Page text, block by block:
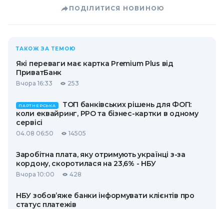
ПОДІЛИТИСЯ НОВИНОЮ
ТАКОЖ ЗА ТЕМОЮ
Які переваги має картка Premium Plus від
ПриватБанк
Вчора 16:33 253
ПАРТНЕРСЬКА
ТОП банківських рішень для ФОП:
коли еквайринг, РРО та бізнес-картки в одному
сервісі
04.08 06:50 14505
Заробітна плата, яку отримують українці з-за
кордону, скоротилася на 23,6% - НБУ
Вчора 10:00 428
НБУ зобов’яже банки інформувати клієнтів про
статус платежів